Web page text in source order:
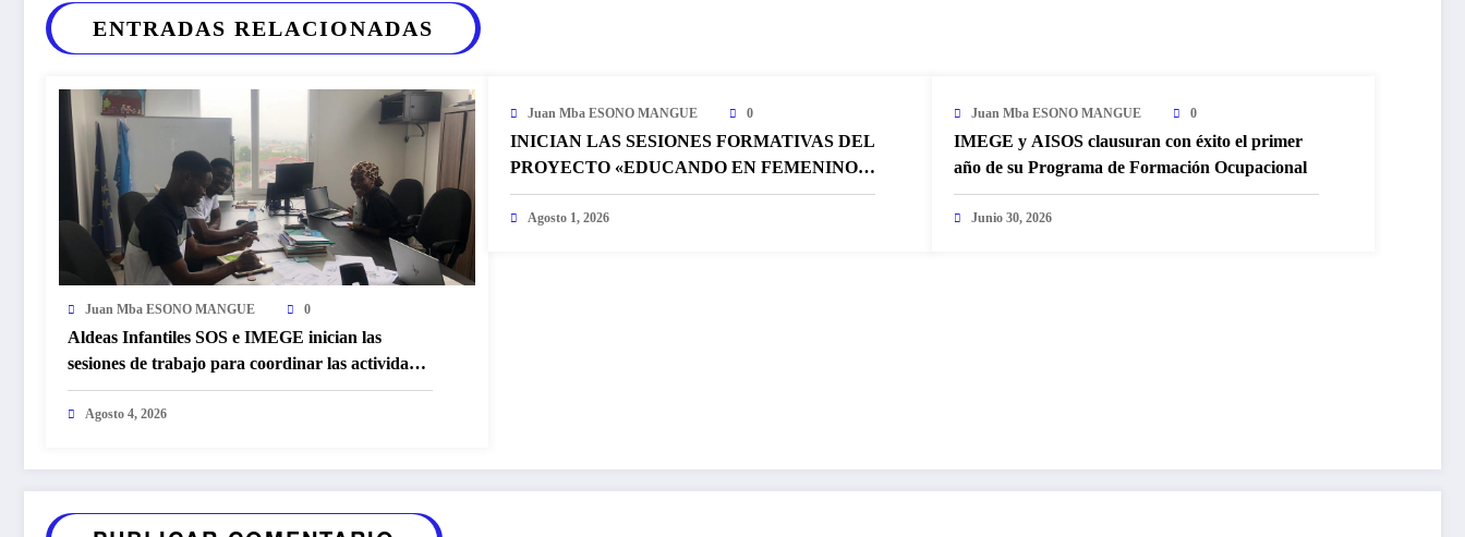
ENTRADAS RELACIONADAS
Juan Mba ESONO MANGUE 0
Aldeas Infantiles SOS e IMEGE inician las
sesiones de trabajo para coordinar las actividades
conmemorativas del Día Internacional de la
Juventud
Agosto 4, 2026
Juan Mba ESONO MANGUE 0
INICIAN LAS SESIONES FORMATIVAS DEL
PROYECTO «EDUCANDO EN FEMENINO»
DE LA ONG IMEGE
Agosto 1, 2026
Juan Mba ESONO MANGUE 0
IMEGE y AISOS clausuran con éxito el primer
año de su Programa de Formación Ocupacional
Junio 30, 2026